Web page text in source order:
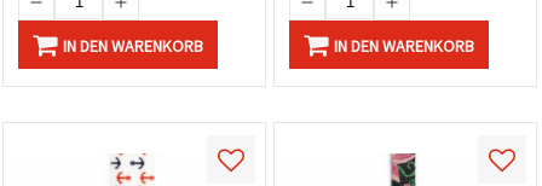
IN DEN WARENKORB IN DEN WARENKORB